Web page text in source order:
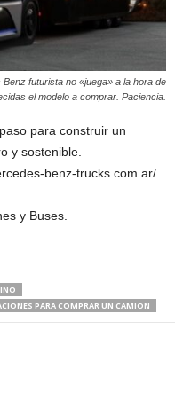
futurista no «juega» a la hora de
el modelo a comprar. Paciencia.
para construir un
y sostenible.
benz-trucks.com.ar/
y Buses.
PARA COMPRAR UN CAMION